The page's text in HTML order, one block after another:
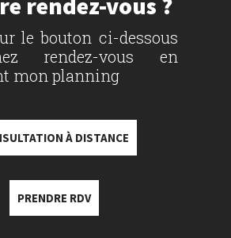
le bouton ci-dessous
rendez-vous en
mon planning
À DISTANCE
PRENDRE RDV